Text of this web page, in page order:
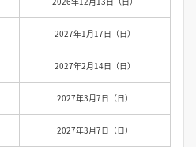
2027年1月17日（日）
2027年2月14日（日）
2027年3月7日（日）
2027年3月7日（日）